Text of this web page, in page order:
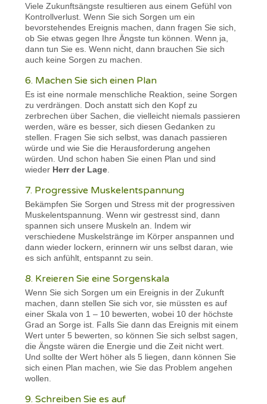
Viele Zukunftsängste resultieren aus einem Gefühl von
Kontrollverlust. Wenn Sie sich Sorgen um ein
bevorstehendes Ereignis machen, dann fragen Sie sich,
ob Sie etwas gegen Ihre Ängste tun können. Wenn ja,
dann tun Sie es. Wenn nicht, dann brauchen Sie sich
auch keine Sorgen zu machen.
6. Machen Sie sich einen Plan
Es ist eine normale menschliche Reaktion, seine Sorgen
zu verdrängen. Doch anstatt sich den Kopf zu
zerbrechen über Sachen, die vielleicht niemals passieren
werden, wäre es besser, sich diesen Gedanken zu
stellen. Fragen Sie sich selbst, was danach passieren
würde und wie Sie die Herausforderung angehen
würden. Und schon haben Sie einen Plan und sind
wieder Herr der Lage
7. Progressive Muskelentspannung
Bekämpfen Sie Sorgen und Stress mit der progressiven
Muskelentspannung. Wenn wir gestresst sind, dann
spannen sich unsere Muskeln an. Indem wir
verschiedene Muskelstränge im Körper anspannen und
dann wieder lockern, erinnern wir uns selbst daran, wie
es sich anfühlt, entspannt zu sein.
8. Kreieren Sie eine Sorgenskala
Wenn Sie sich Sorgen um ein Ereignis in der Zukunft
machen, dann stellen Sie sich vor, sie müssten es auf
einer Skala von 1 – 10 bewerten, wobei 10 der höchste
Grad an Sorge ist. Falls Sie dann das Ereignis mit einem
Wert unter 5 bewerten, so können Sie sich selbst sagen,
die Ängste wären die Energie und die Zeit nicht wert.
Und sollte der Wert höher als 5 liegen, dann können Sie
sich einen Plan machen, wie Sie das Problem angehen
wollen.
9. Schreiben Sie es auf